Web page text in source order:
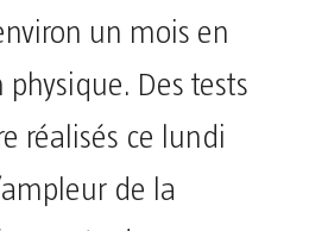
un mois en
Des tests
réalisés ce lundi
de la